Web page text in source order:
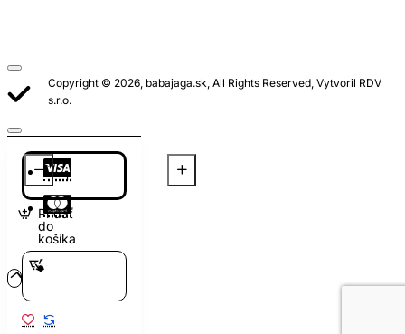
Pridať
do
košíka
Copyright © 2026, babajaga.sk, All Rights Reserved, Vytvoril RDV
s.r.o.